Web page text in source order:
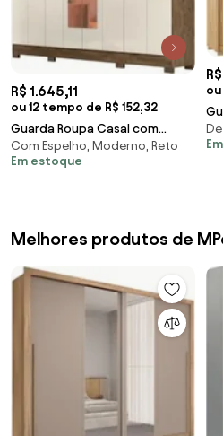
R$ 1.645,11
ou 12 tempo de R$ 152,32
Guarda Roupa Casal com
Espelho 8 Portas 236cm Ágata
Z17 Castanho Wood/
Com Espelho, Moderno, Reto
Em estoque
Melhores produtos de